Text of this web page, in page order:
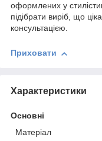
оформлених у
підібрати виріб, що
консультацією.
Приховати
Характеристики
Основні
Матеріал